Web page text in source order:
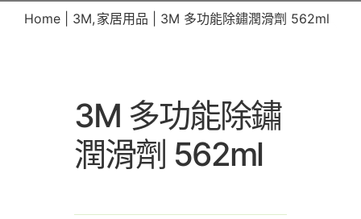
Home 3M 家居用品 3M 多功能除鏽潤滑劑 562ml
3M 多功能除鏽
潤滑劑 562ml